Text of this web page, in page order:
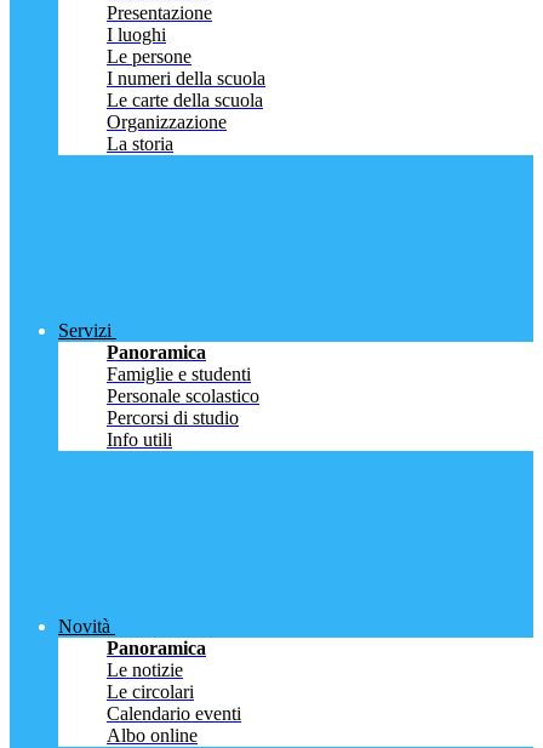
Presentazione
I luoghi
Le persone
I numeri della scuola
Le carte della scuola
Organizzazione
La storia
Servizi
Panoramica
Famiglie e studenti
Personale scolastico
Percorsi di studio
Info utili
Novità
Panoramica
Le notizie
Le circolari
Calendario eventi
Albo online